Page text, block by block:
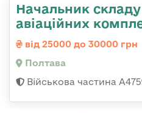
Начальник
авіаційних
від 25000 до 30000 грн
Полтава
Військова частина